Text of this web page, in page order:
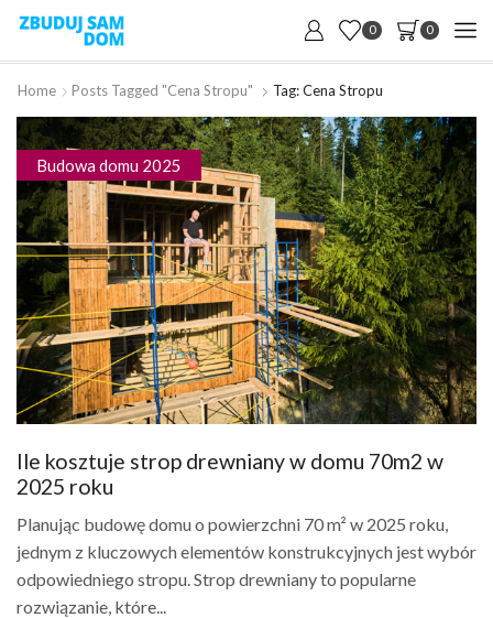
0 0
Home Posts Tagged "cena Stropu" Tag: Cena Stropu
Budowa domu 2025
Ile kosztuje strop drewniany w domu 70m2 w
2025 roku
Planując budowę domu o powierzchni 70 m² w 2025 roku,
jednym z kluczowych elementów konstrukcyjnych jest wybór
odpowiedniego stropu. Strop drewniany to popularne
rozwiązanie, które...